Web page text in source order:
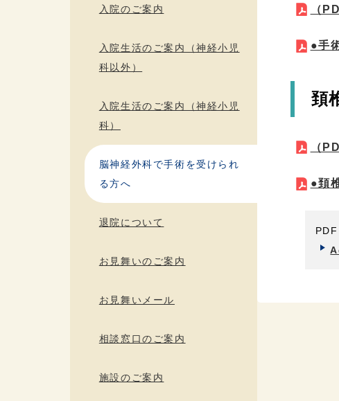
（
●手
頚
（
●頚
入院のご案内
入院生活のご案内（神経小児
科以外）
入院生活のご案内（神経小児
科）
脳神経外科で手術を受けられ
る方へ
退院について
お見舞いのご案内
お見舞いメール
相談窓口のご案内
施設のご案内